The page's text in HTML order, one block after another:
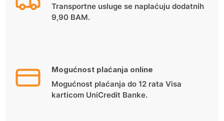
Transportne usluge se naplaćuju dodatnih
9,90 BAM.
Mogućnost plaćanja online
Mogućnost plaćanja do 12 rata Visa
karticom UniCredit Banke.